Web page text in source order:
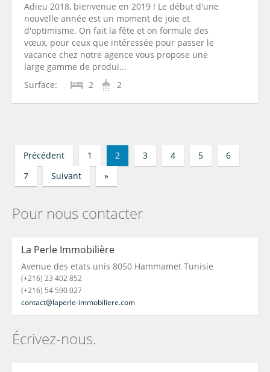
Adieu 2018, bienvenue en 2019 ! Le début d'une
nouvelle année est un moment de joie et
d'optimisme. On fait la fête et on formule des
vœux, pour ceux que intéressée pour passer le
vacance chez notre agence vous propose une
large gamme de produi...
Surface:
2 2
Précédent 1 2 3 4 5
6
7
Suivant »
Pour nous contacter
La Perle Immobilière
Avenue des etats unis 8050 Hammamet Tunisie
(+216) 23 402 852
(+216) 54 590 027
contact@laperle-immobiliere.com
Écrivez-nous.